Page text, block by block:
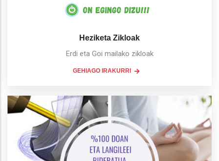
Heziketa Zikloak
Erdi eta Goi mailako zikloak
GEHIAGO IRAKURRI